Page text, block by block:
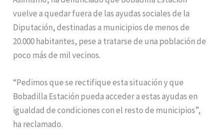
vuelve a quedar fuera de las ayudas sociales de la
Diputación, destinadas a municipios de menos de
20.000 habitantes, pese a tratarse de una población de
poco más de mil vecinos.
“Pedimos que se rectifique esta situación y que
Bobadilla Estación pueda acceder a estas ayudas en
igualdad de condiciones con el resto de municipios”,
ha reclamado.